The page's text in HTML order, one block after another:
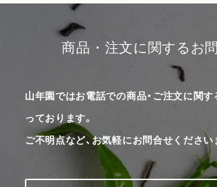
商品・注文に関するお
山年園ではお電話での商品・ご注文に関
っております。
ご不明点など、お気軽にお問合せください